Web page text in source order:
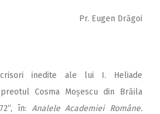
Pr. Eugen Drăgoi
inedite ale lui I. Heliade
Cosma Moșescu din Brăila
în: Analele Academiei Române.